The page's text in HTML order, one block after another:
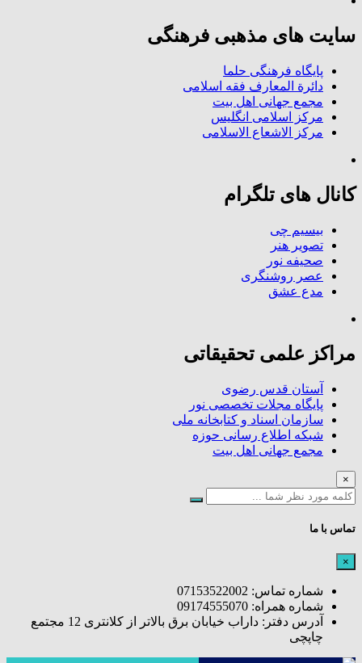
سایت های مذهبی فرهنگی
پایگاه فرهنگی حلما
دائرة المعارف فقه اسلامی
مجمع جهانی اهل بیت
مرکز اسلامی انگلیس
مرکز الاشعاع الاسلامی
کانال های تلگرام
بیسیم چی
تصویر هنر
صحیفه نور
عصر روشنگری
مدع عشق
مراکز علمی تحقیقاتی
آستان قدس رضوی
پایگاه مجلات تخصصی نور
سازمان اسناد و کتابخانه ملی
شبکه اطلاع رسانی حوزه
مجمع جهانی اهل بیت
×
تماس با ما
×
شماره تماس: 07153522002
شماره همراه: 09174555070
آدرس دفتر: داراب خیابان برق بالاتر از کلانتری 12 مجتمع
چاپچی